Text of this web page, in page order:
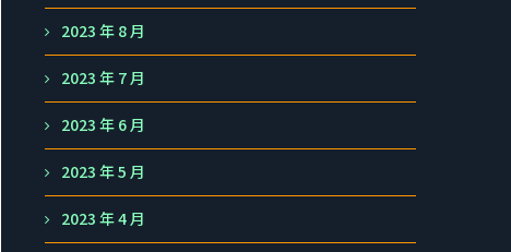
2023 年 8 月
2023 年 7 月
2023 年 6 月
2023 年 5 月
2023 年 4 月